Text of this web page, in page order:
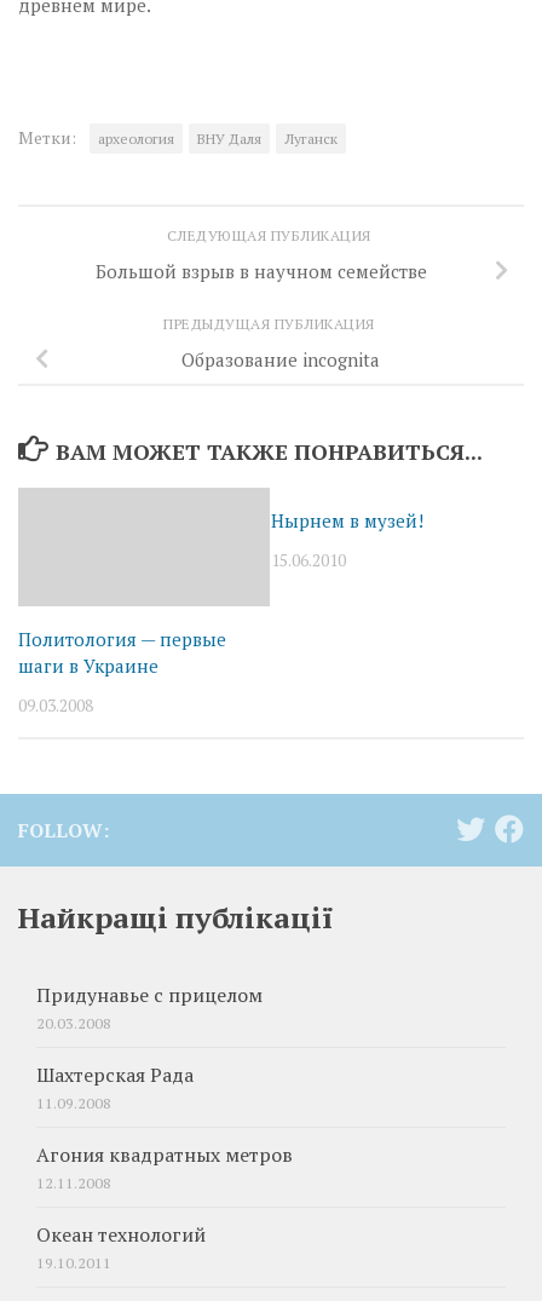
древнем мире.
Метки: археология ВНУ Даля Луганск
СЛЕДУЮЩАЯ ПУБЛИКАЦИЯ
Большой взрыв в научном семействе
ПРЕДЫДУЩАЯ ПУБЛИКАЦИЯ
Образование incognita
ВАМ МОЖЕТ ТАКЖЕ ПОНРАВИТЬСЯ...
Политология — первые
шаги в Украине
09.03.2008
Нырнем в музей!
15.06.2010
FOLLOW:
Найкращі публікації
Придунавье с прицелом
20.03.2008
Шахтерская Рада
11.09.2008
Агония квадратных метров
12.11.2008
Океан технологий
19.10.2011